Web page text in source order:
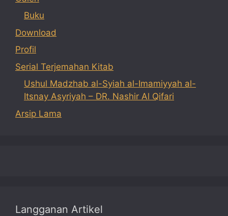
Buku
Download
Profil
Serial Terjemahan Kitab
Ushul Madzhab al-Syiah al-Imamiyyah al-
Itsnay Asyriyah – DR. Nashir Al Qifari
Arsip Lama
Langganan Artikel